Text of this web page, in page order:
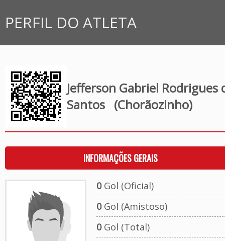
PERFIL DO ATLETA
Jefferson Gabriel Rodrigues
Santos (Chorãozinho)
INFORMAÇÕES GERAIS
0Gol (Oficial)
0Gol (Amistoso)
0Gol (Total)